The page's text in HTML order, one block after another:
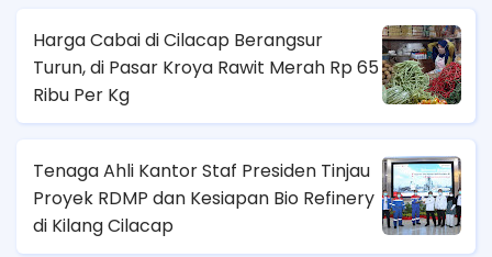
Harga Cabai di Cilacap Berangsur
Turun, di Pasar Kroya Rawit Merah Rp 65
Ribu Per Kg
Tenaga Ahli Kantor Staf Presiden Tinjau
Proyek RDMP dan Kesiapan Bio Refinery
di Kilang Cilacap